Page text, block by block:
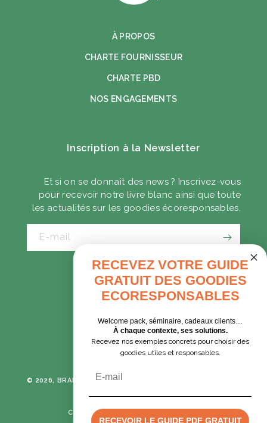
À PROPOS
CHARTE FOURNISSEUR
CHARTE PBD
NOS ENGAGEMENTS
Inscription à la Newsletter
Et si on se donnait des news ? Inscrivez-vous
pour recevoir notre livre blanc ainsi que toute
les actualités sur les goodies écoresponsables.
E-mail
CADEAUX D'AFFAIRES
GOODIES EXPRESS
Tumblr Instagram
© 2026, BRANE CORPORATION
POLITIQUE DE CONFIDENTIALITÉ
CONDITIONS GÉNÉRALES DE VENTE
RECEVEZ VOTRE GUIDE
GRATUIT DES GOODIES
ECORESPONSABLES
Welcome pack, séminaire, cadeaux clients…
À chaque contexte, ses solutions.
Recevez nos exemples concrets pour choisir des
goodies utiles et responsables.
RECEVOIR LE GUIDE PDF GRATUIT